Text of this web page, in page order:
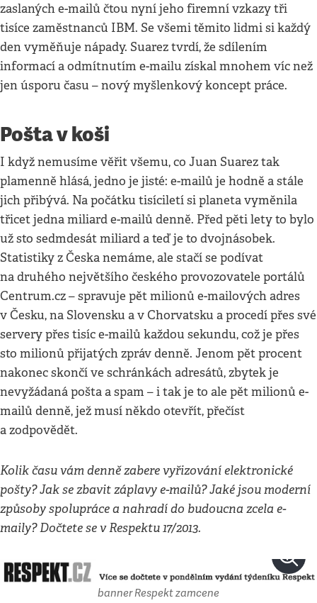
zaslaných e-mailů čtou nyní jeho firemní vzkazy tři
tisíce zaměstnanců IBM. Se všemi těmito lidmi si každý
den vyměňuje nápady. Suarez tvrdí, že sdílením
informací a odmítnutím e-mailu získal mnohem víc než
jen úsporu času – nový myšlenkový koncept práce.
Pošta v koši
I když nemusíme věřit všemu, co Juan Suarez tak
plamenně hlásá, jedno je jisté: e-mailů je hodně a stále
jich přibývá. Na počátku tisíciletí si planeta vyměnila
třicet jedna miliard e-mailů denně. Před pěti lety to bylo
už sto sedmdesát miliard a teď je to dvojnásobek.
Statistiky z Česka nemáme, ale stačí se podívat
na druhého největšího českého provozovatele portálů
Centrum.cz – spravuje pět milionů e-mailových adres
v Česku, na Slovensku a v Chorvatsku a procedí přes své
servery přes tisíc e-mailů každou sekundu, což je přes
sto milionů přijatých zpráv denně. Jenom pět procent
nakonec skončí ve schránkách adresátů, zbytek je
nevyžádaná pošta a spam – i tak je to ale pět milionů e-
mailů denně, jež musí někdo otevřít, přečíst
a zodpovědět.
Kolik času vám denně zabere vyřizování elektronické
pošty? Jak se zbavit záplavy e-mailů? Jaké jsou moderní
způsoby spolupráce a nahradí do budoucna zcela e-
maily? Dočtete se v Respektu 17/2013.
banner Respekt zamcene